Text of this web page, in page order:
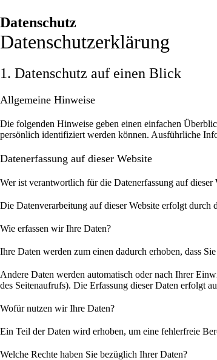
Datenschutz
Datenschutz­erklärung
1. Datenschutz auf einen Blick
Allgemeine Hinweise
Die folgenden Hinweise geben einen einfachen
persönlich identifiziert werden können. Ausführliche
Datenerfassung auf dieser Website
Wer ist verantwortlich für die Datenerfassung auf dieser
Die Datenverarbeitung auf dieser Website erfolgt durch
Wie erfassen wir Ihre Daten?
Ihre Daten werden zum einen dadurch erhoben, dass
Andere Daten werden automatisch oder nach Ihrer
des Seitenaufrufs). Die Erfassung dieser Daten erfolgt
Wofür nutzen wir Ihre Daten?
Ein Teil der Daten wird erhoben, um eine fehlerfreie
Welche Rechte haben Sie bezüglich Ihrer Daten?